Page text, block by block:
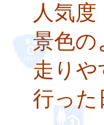
人
景色
走り
行った